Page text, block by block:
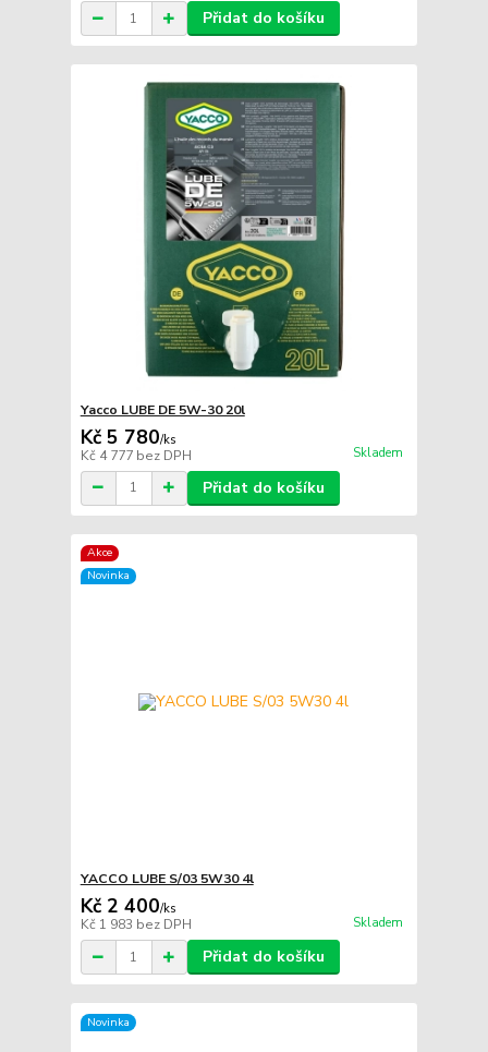
Přidat do košíku
Yacco LUBE DE 5W-30 20l
Kč 5 780/ks
Kč 4 777 bez DPH Skladem
Přidat do košíku
Akce
Novinka
YACCO LUBE S/03 5W30 4l
Kč 2 400/ks
Kč 1 983 bez DPH Skladem
Přidat do košíku
Novinka